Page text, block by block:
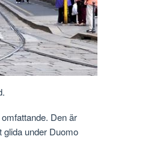
Den är
under Duomo